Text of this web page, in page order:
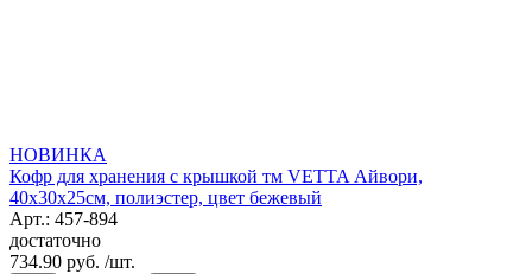
НОВИНКА
Кофр для хранения с крышкой тм VETTA Айвори,
40x30x25см, полиэстер, цвет бежевый
Арт.: 457-894
достаточно
734.90 руб. /шт.